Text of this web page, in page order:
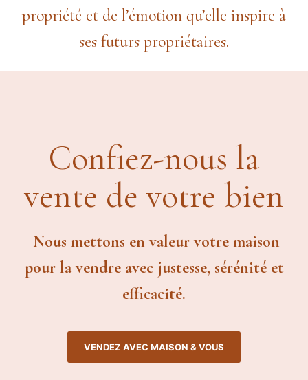
propriété et de l’émotion qu’elle inspire à
ses futurs propriétaires.
Confiez-nous la
vente de votre bien
Nous mettons en valeur votre maison
pour la vendre avec justesse, sérénité et
efficacité.
VENDEZ AVEC MAISON & VOUS